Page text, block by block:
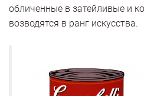
обличенные в затейливые и
возводятся в ранг искусства.